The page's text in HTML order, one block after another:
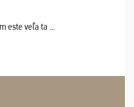
este veľa ta ...